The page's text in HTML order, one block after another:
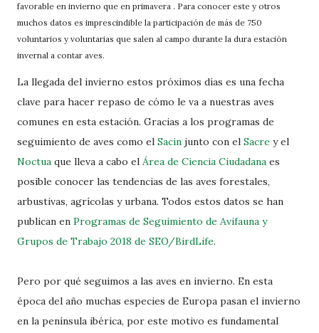
favorable en invierno que en primavera . Para conocer este y otros
muchos datos es imprescindible la participación de más de 750
voluntarios y voluntarias que salen al campo durante la dura estación
invernal a contar aves.
La llegada del invierno estos próximos días es una fecha
clave para hacer repaso de cómo le va a nuestras aves
comunes en esta estación. Gracias a los programas de
seguimiento de aves como el Sacin junto con el Sacre y el
Noctua que lleva a cabo el Área de Ciencia Ciudadana es
posible conocer las tendencias de las aves forestales,
arbustivas, agrícolas y urbana. Todos estos datos se han
publican en Programas de Seguimiento de Avifauna y
Grupos de Trabajo 2018 de SEO/BirdLife.
Pero por qué seguimos a las aves en invierno. En esta
época del año muchas especies de Europa pasan el invierno
en la península ibérica, por este motivo es fundamental